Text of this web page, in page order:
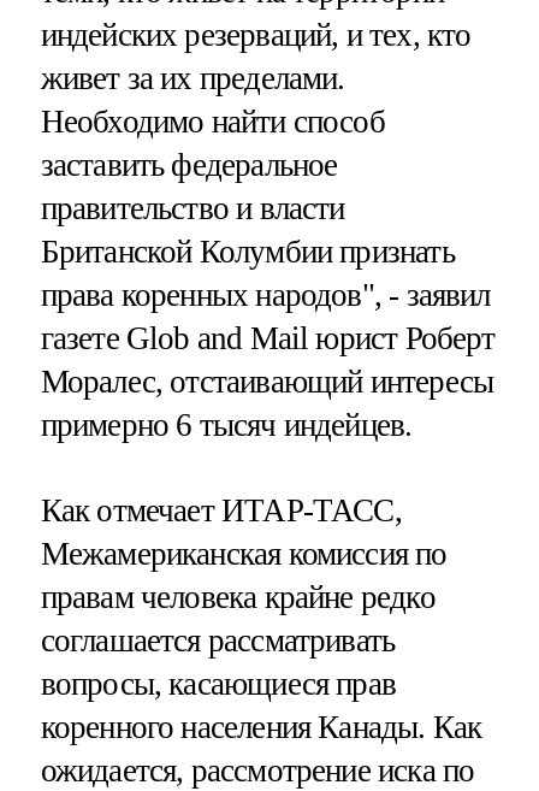
индейских резерваций, и тех, кто
живет за их пределами.
Необходимо найти способ
заставить федеральное
правительство и власти
Британской Колумбии признать
права коренных народов", - заявил
газете Glob and Mail юрист Роберт
Моралес, отстаивающий интересы
примерно 6 тысяч индейцев.
Как отмечает ИТАР-ТАСС,
Межамериканская комиссия по
правам человека крайне редко
соглашается рассматривать
вопросы, касающиеся прав
коренного населения Канады. Как
ожидается, рассмотрение иска по